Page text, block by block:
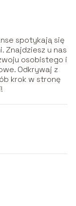
spotykają się
Znajdziesz u nas
osobistego i
Odkrywaj z
krok w stronę